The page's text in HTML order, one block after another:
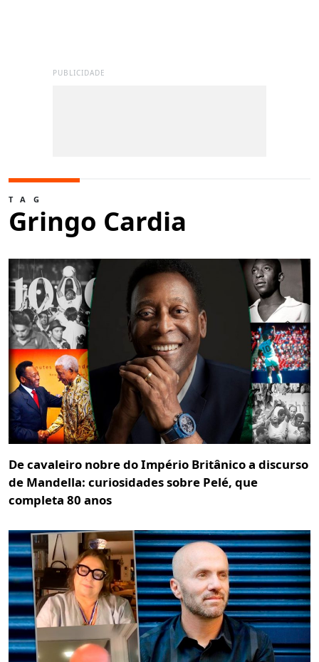
PUBLICIDADE
TAG
Gringo Cardia
De cavaleiro nobre do Império Britânico a discurso
de Mandella: curiosidades sobre Pelé, que
completa 80 anos